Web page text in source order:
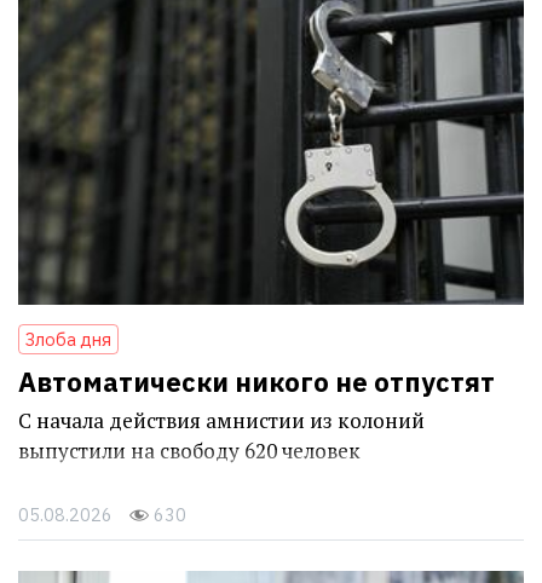
Злоба дня
Автоматически никого не отпустят
С начала действия амнистии из колоний
выпустили на свободу 620 человек
05.08.2026 630